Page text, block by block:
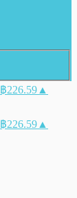
฿226.59 ▲
฿226.59 ▲